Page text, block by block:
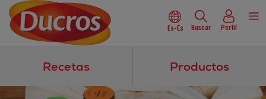
Es-Es Buscar Perfil
Recetas Productos